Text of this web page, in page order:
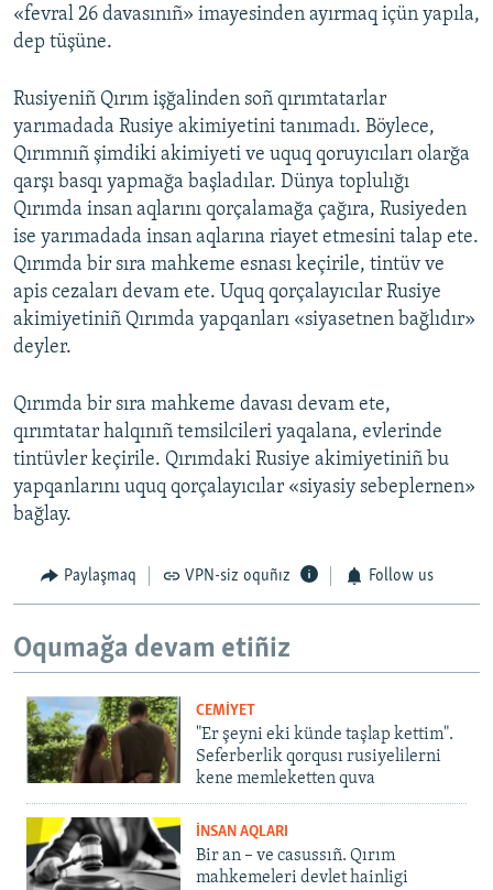
«fevral 26 davasınıñ» imayesinden ayırmaq içün yapıla,
dep tüşüne.
Rusiyeniñ Qırım işğalinden soñ qırımtatarlar
yarımadada Rusiye akimiyetini tanımadı. Böylece,
Qırımnıñ şimdiki akimiyeti ve uquq qoruyıcıları olarğa
qarşı basqı yapmağa başladılar. Dünya toplulığı
Qırımda insan aqlarını qorçalamağa çağıra, Rusiyeden
ise yarımadada insan aqlarına riayet etmesini talap ete.
Qırımda bir sıra mahkeme esnası keçirile, tintüv ve
apis cezaları devam ete. Uquq qorçalayıcılar Rusiye
akimiyetiniñ Qırımda yapqanları «siyasetnen bağlıdır»
deyler.
Qırımda bir sıra mahkeme davası devam ete,
qırımtatar halqınıñ temsilcileri yaqalana, evlerinde
tintüvler keçirile. Qırımdaki Rusiye akimiyetiniñ bu
yapqanlarını uquq qorçalayıcılar «siyasiy sebeplernen»
bağlay.
Paylaşmaq VPN-siz oquñız Follow us
Oqumağa devam etiñiz
CEMİYET
"Er şeyni eki künde taşlap kettim".
Seferberlik qorqusı rusiyelilerni
kene memleketten quva
İNSAN AQLARI
Bir an – ve casussıñ. Qırım
mahkemeleri devlet hainligi